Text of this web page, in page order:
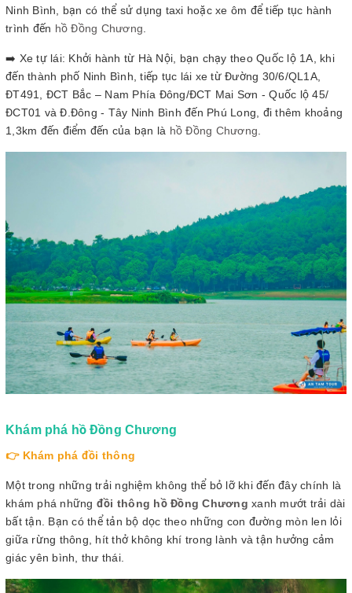
Ninh Bình, bạn có thể sử dụng taxi hoặc xe ôm để tiếp tục hành
trình đến hồ Đồng Chương
➡️ Xe tự lái: Khởi hành từ Hà Nội, bạn chạy theo Quốc lộ 1A, khi
đến thành phố Ninh Bình, tiếp tục lái xe từ Đường 30/6/QL1A,
ĐT491, ĐCT Bắc – Nam Phía Đông/ĐCT Mai Sơn - Quốc lộ 45/
ĐCT01 và Đ.Đông - Tây Ninh Bình đến Phú Long, đi thêm khoảng
1,3km đến điểm đến của bạn là hồ Đồng Chương
Khám phá hồ Đồng Chương
👉 Khám phá đồi thông
Một trong những trải nghiệm không thể bỏ lỡ khi đến đây chính là
khám phá những đồi thông hồ Đồng Chương xanh mướt trải dài
bất tận. Bạn có thể tản bộ dọc theo những con đường mòn len lỏi
giữa rừng thông, hít thở không khí trong lành và tận hưởng cảm
giác yên bình, thư thái.